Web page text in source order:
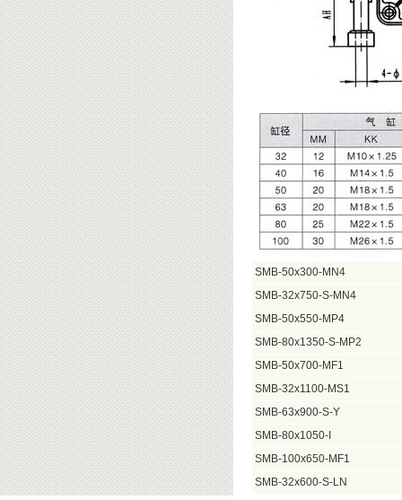
SMB-50x300-MN4
SMB-32x750-S-MN4
SMB-50x550-MP4
SMB-80x1350-S-MP2
SMB-50x700-MF1
SMB-32x1100-MS1
SMB-63x900-S-Y
SMB-80x1050-I
SMB-100x650-MF1
SMB-32x600-S-LN